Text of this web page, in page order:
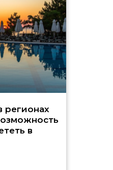
регионах
в